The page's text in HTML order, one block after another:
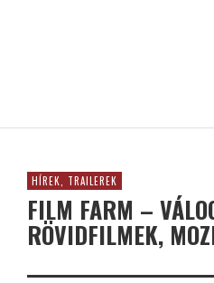
HÍREK, TRAILEREK
FILM FARM –
RÖVIDFILMEK,